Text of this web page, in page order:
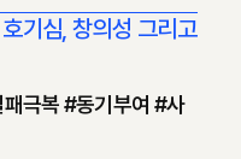
기심, 창의성 그리고
극복 #동기부여 #사